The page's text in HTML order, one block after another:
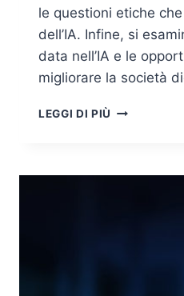
le questioni etiche
dell’IA. Infine, si
data nell’IA e le
migliorare la società
LEGGI DI PIÙ PRIVACY,